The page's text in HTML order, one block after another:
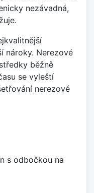
nezávadná,
nároky. Nerezové
běžně
se vyleští
nerezové
s odbočkou na